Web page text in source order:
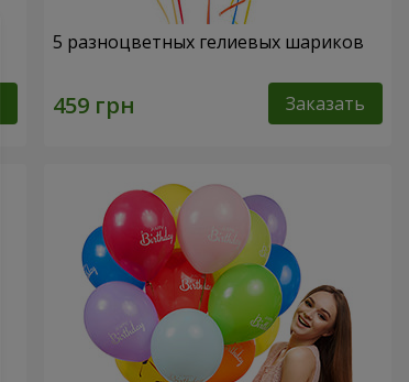
5 разноцветных гелиевых шариков
Заказать